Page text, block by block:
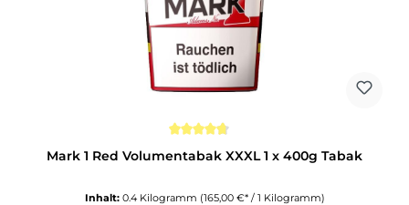
Mark 1 Red Volumentabak XXXL 1 x 400g Tabak
Inhalt: 0.4 Kilogramm (165,00 €* / 1 Kilogramm)